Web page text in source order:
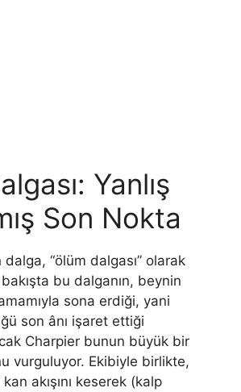
Yanlış
Son Nokta
“ölüm dalgası” olarak
bakışta bu dalganın, beynin
sona erdiği, yani
son ânı işaret ettiği
Charpier bunun büyük bir
vurguluyor. Ekibiyle birlikte,
akışını keserek (kalp